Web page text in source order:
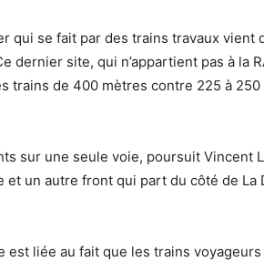
qui se fait par des trains travaux vient
dernier site, qui n’appartient pas à la
trains de 400 mètres contre 225 à
sur une seule voie, poursuit Vincent
et un autre front qui part du côté de La
est liée au fait que les trains